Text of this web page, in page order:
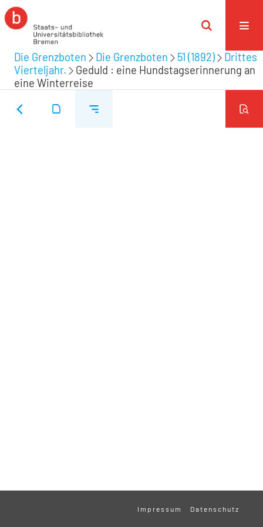
Die Grenzboten Die Grenzboten 51 (1892)
Drittes
Vierteljahr.
Geduld : eine Hundstagserinnerung an
eine Winterreise
Impressum Datenschutz